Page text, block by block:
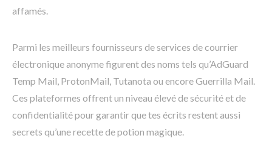
affamés.
Parmi les meilleurs fournisseurs de services de courrier
électronique anonyme figurent des noms tels qu’AdGuard
Temp Mail, ProtonMail, Tutanota ou encore Guerrilla Mail.
Ces plateformes offrent un niveau élevé de sécurité et de
confidentialité pour garantir que tes écrits restent aussi
secrets qu’une recette de potion magique.